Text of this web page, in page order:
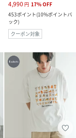
4,990 円 17%OFF
453ポイント(10%ポイントバ
ック)
クーポン対象